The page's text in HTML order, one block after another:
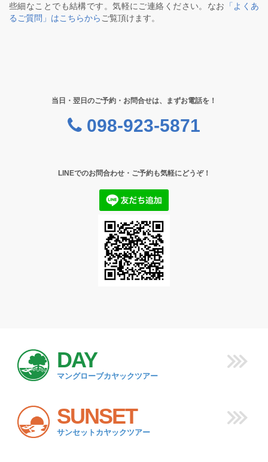
些細なことでも結構です。気軽にご連絡ください。なお
「よくあ
るご質問」はこちらから ご覧頂けます。
当日・翌日のご予約・お問合せは、まずお電話を！
098-923-5871
LINEでのお問合わせ・ご予約も気軽にどうぞ！
DAY
マングローブカヤックツアー
SUNSET
サンセットカヤックツアー